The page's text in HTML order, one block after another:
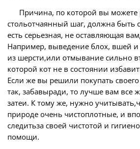
Причина, по которой вы можете
стольотчаянный шаг, должна быть
есть серьезная, не оставляющая
Например, выведение блох, вшей и
из шерсти,или отмывание сильно
которой кот не в состоянии
Если же вы решили покупать
так, забавыради, то лучше вам все
затеи. К тому же, нужно
природе очень чистоплотные, и
следитьза своей чистотой и
помощи.